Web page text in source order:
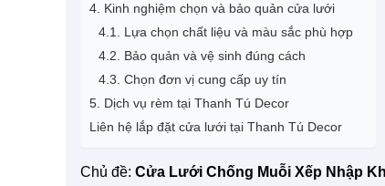
4. Kinh nghiệm chọn và bảo quản cửa lưới
4.1. Lựa chọn chất liệu và màu sắc phù hợp
4.2. Bảo quản và vệ sinh đúng cách
4.3. Chọn đơn vị cung cấp uy tín
5. Dịch vụ rèm tại Thanh Tú Decor
Liên hệ lắp đặt cửa lưới tại Thanh Tú Decor
Chủ đề: Cửa Lưới Chống Muỗi Xếp Nhập